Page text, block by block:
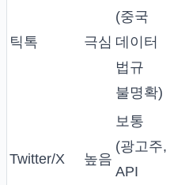
틱톡 극심
(중국
데이터
법규
불명확)
Twitter/X 높음
보통
(광고주,
API